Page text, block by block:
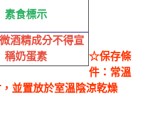
素食標示
酒精成分不得宣
稱奶蛋素
☆保存條
件：常溫
並置放於室溫陰涼乾燥